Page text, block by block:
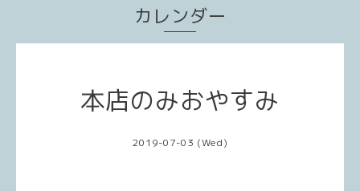
カレンダー
本店のみおやすみ
2019-07-03 (Wed)